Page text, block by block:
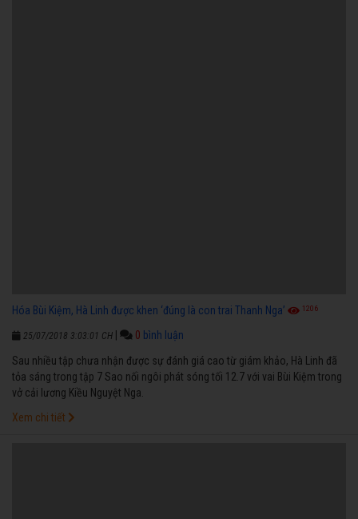
Hóa Bùi Kiệm, Hà Linh được khen ‘đúng là con trai Thanh Nga’ 1206
25/07/2018 3:03:01 CH 0 bình luận
Sau nhiều tập chưa nhận được sự đánh giá cao từ giám khảo, Hà Linh đã
tỏa sáng trong tập 7 Sao nối ngôi phát sóng tối 12.7 với vai Bùi Kiệm trong
vở cải lương Kiều Nguyệt Nga.
Xem chi tiết